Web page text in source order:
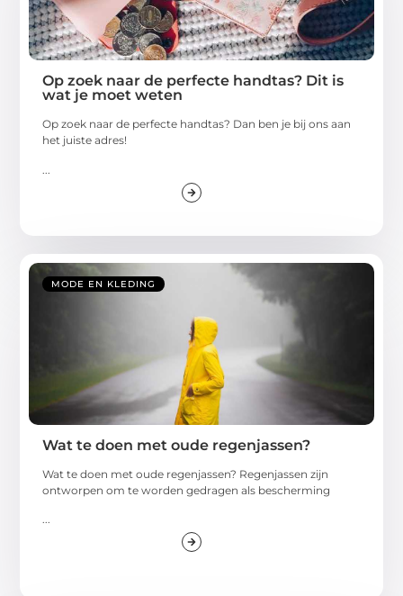
Op zoek naar de perfecte handtas? Dit is
wat je moet weten
Op zoek naar de perfecte handtas? Dan ben je bij ons aan
het juiste adres!
MODE EN KLEDING
Wat te doen met oude regenjassen?
Wat te doen met oude regenjassen? Regenjassen zijn
ontworpen om te worden gedragen als bescherming